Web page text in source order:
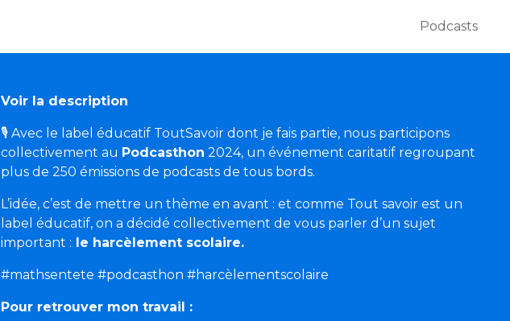
Podcasts
Voir la description
🎙️ Avec le label éducatif ToutSavoir dont je fais partie, nous participons
collectivement au Podcasthon 2024, un événement caritatif regroupant
plus de 250 émissions de podcasts de tous bords.
L’idée, c’est de mettre un thème en avant : et comme Tout savoir est un
label éducatif, on a décidé collectivement de vous parler d’un sujet
important : le harcèlement scolaire.
#mathsentete #podcasthon #harcèlementscolaire
Pour retrouver mon travail :